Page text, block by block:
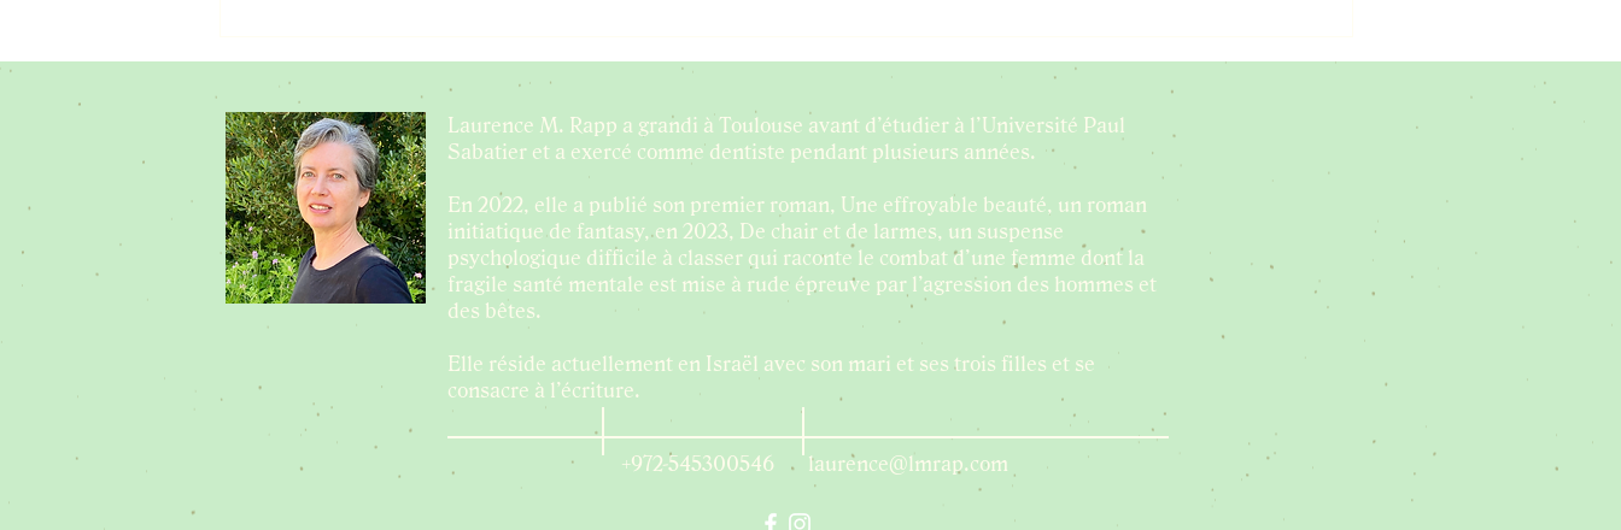
mieux que les
histoires
publier,
merveilleuse
traduction
Laurence M. Rapp a grandi à Toulouse avant d’étudier à l’Université Paul
Sabatier et a exercé comme dentiste pendant plusieurs années.
En 2022, elle a publié son premier roman, Une effroyable beauté, un roman
initiatique de fantasy, en 2023, De chair et de larmes, un suspense
psychologique difficile à classer qui raconte le combat d’une femme dont la
fragile santé mentale est mise à rude épreuve par l’agression des hommes et
des bêtes.
Elle réside actuellement en Israël avec son mari et ses trois filles et se
consacre à l’écriture.
+972-545300546 laurence@lmrap.com